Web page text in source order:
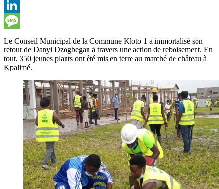
Viber
LinkedIn
Message
Le Conseil Municipal de la Commune Kloto 1 a immortalisé son
retour de Danyi Dzogbegan à travers une action de reboisement. En
tout, 350 jeunes plants ont été mis en terre au marché de château à
Kpalimé.